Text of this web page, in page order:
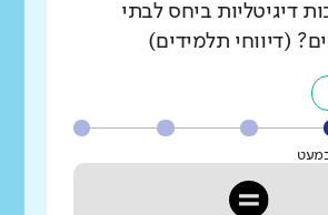
דיגיטליות ביחס לבתי
(דיווחי תלמידים)